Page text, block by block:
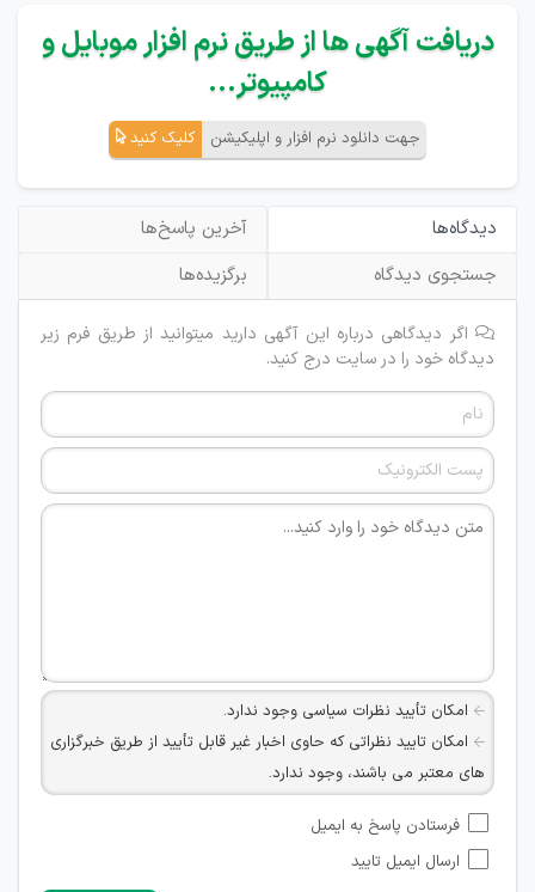
دریافت آگهی ها از طریق نرم افزار موبایل و
کامپیوتر...
جهت دانلود نرم افزار و اپلیکیشن کلیک کنید
دیدگاه‌ها
آخرین پاسخ‌ها
جستجوی دیدگاه
برگزیده‌ها
اگر دیدگاهی درباره این آگهی دارید میتوانید از طریق فرم زیر
دیدگاه خود را در سایت درج کنید.
امکان تأیید نظرات سیاسی وجود ندارد.
امکان تایید نظراتی که حاوی اخبار غیر قابل تأیید از طریق خبرگزاری
های معتبر می باشند، وجود ندارد.
شبکه های مجازی ارتباطی می باشند وجود ندارد.
امکان تأیید نظرات کاربرانی که به هر طریقی قصد مأیوس کردن
فرستادن پاسخ به ایمیل
ارسال ایمیل تایید